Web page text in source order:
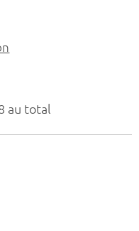
au total